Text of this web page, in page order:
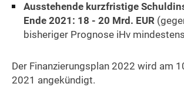
Ausstehende kurzfristige
Ende 2021: 18 - 20 Mrd. EUR
bisheriger Prognose iHv
Der Finanzierungsplan 2022 wird am
2021 angekündigt.